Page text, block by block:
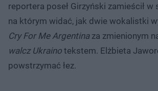
reportera poseł Girzyński zamieścił w
na którym widać, jak dwie wokalistki
Cry For Me Argentinaza zmienionym
walcz Ukraino tekstem. Elżbieta
powstrzymać łez.